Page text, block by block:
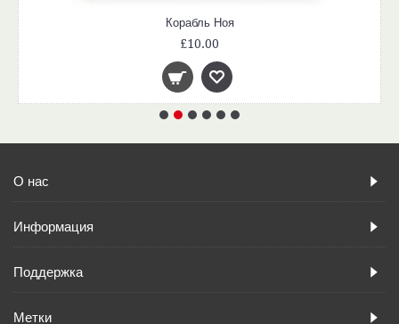
Корабль Ноя
£10.00
О нас
Информация
Поддержка
Метки